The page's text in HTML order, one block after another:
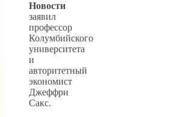
Новости
заявил
профессор
Колумбийского
университета
и
авторитетный
экономист
Джеффри
Сакс.